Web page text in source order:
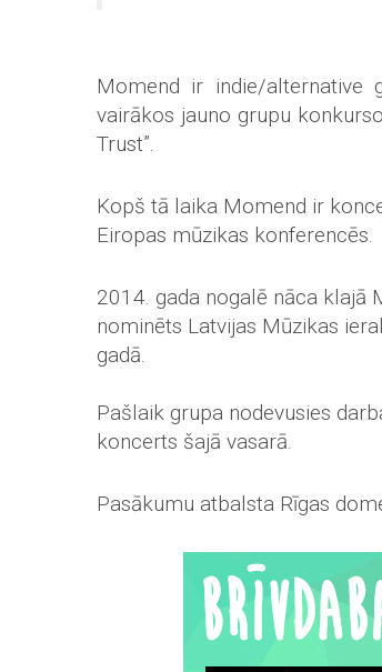
Momend ir indie/alternative
vairākos jauno grupu
Trust”.
Kopš tā laika Momend ir
Eiropas mūzikas konferencēs.
2014. gada nogalē nāca klajā
nominēts Latvijas Mūzikas
gadā.
Pašlaik grupa nodevusies
koncerts šajā vasarā.
Pasākumu atbalsta Rīgas